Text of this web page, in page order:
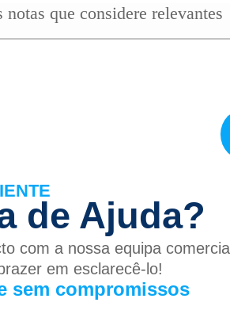
de Ajuda?
com a nossa equipa
em esclarecê-lo!
sem compromissos